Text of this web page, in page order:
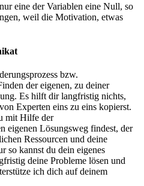
eine der Variablen eine Null, so
weil die Motivation, etwas
bzw.
der eigenen, zu deiner
Es hilft dir langfristig nichts,
Experten eins zu eins kopierst.
mit Hilfe der
eigenen Lösungsweg findest, der
Ressourcen und deine
so kannst du dein eigenes
deine Probleme lösen und
ich dich auf deinem